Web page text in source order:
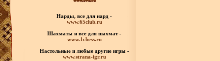
Нарды, все для нард -
www.65club.ru
Шахматы и все для шахмат -
www.1chess.ru
Настольные и любые другие игры -
www.strana-igr.ru